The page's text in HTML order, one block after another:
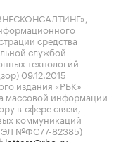
средства
службой
технологий
09.12.2015
издания «РБК»
массовой информации
в сфере связи,
коммуникаций
ЭЛ №ФС77-82385)